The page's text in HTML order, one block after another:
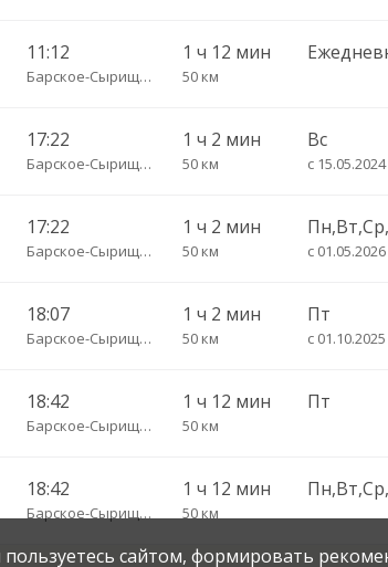
11:12
Барское-Сырищево д. пов.
1 ч 12 мин
50 км
17:22
Барское-Сырищево д. пов.
1 ч 2 мин
50 км
Вс
с 15.05.2024
17:22
Барское-Сырищево д. пов.
1 ч 2 мин
50 км с 01.05.2026
18:07
Барское-Сырищево д. пов.
1 ч 2 мин
50 км
Пт
с 01.10.2025
18:42
Барское-Сырищево д. пов.
1 ч 12 мин
50 км
Пт
18:42
Барское-Сырищево д. пов.
1 ч 12 мин
50 км
сайтом, формировать